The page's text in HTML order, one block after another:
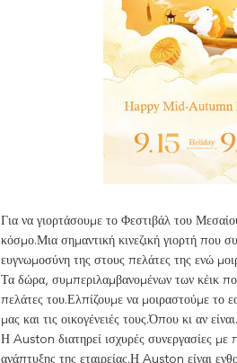
Για να γιορτάσουμε το Φεστιβάλ του
κόσμο.Μια σημαντική κινεζική γιορτή που
ευγνωμοσύνη της στους πελάτες της ενώ
Τα δώρα, συμπεριλαμβανομένων των κέικ
πελάτες του.Ελπίζουμε να μοιραστούμε το
μας και τις οικογένειές τους.Όπου κι αν είναι.
Η Auston διατηρεί ισχυρές συνεργασίες με
ανάπτυξης της εταιρείας.Η Auston είναι